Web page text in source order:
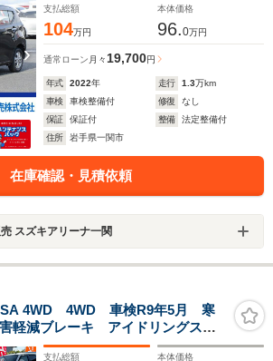
支払総額
104万円
本体価格
96.0万円
通常ローン 月々 19,700円
年式 2022年 走行 1.3万km
車検
車検整備付 修復
なし
保証
保証付 整備
法定整備付
住所
岩手県一関市
在庫確認・見積依頼
スズキアリーナ一関
SA 4WD 4WD 車検R9年5月 寒
軽減ブレーキ アイドリングスト
SDナビ ワンセグTV キーレス
支払総額 本体価格